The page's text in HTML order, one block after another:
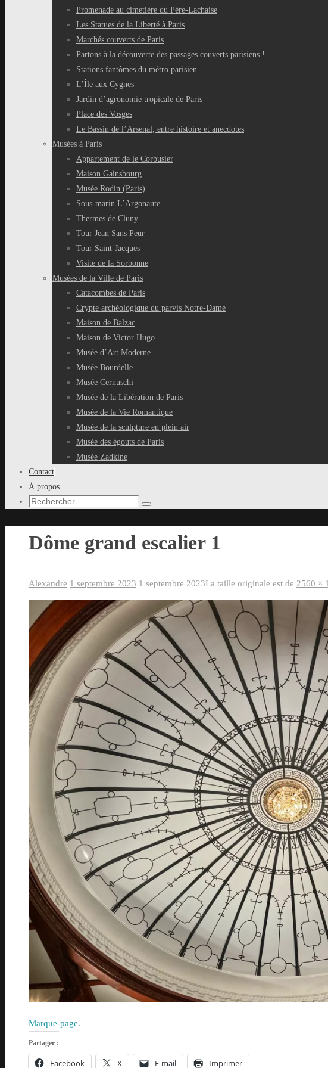
Promenade au cimetière du Père-Lachaise
Les Statues de la Liberté à Paris
Marchés couverts de Paris
Partons à la découverte des passages couverts parisiens !
Stations fantômes du métro parisien
L’Île aux Cygnes
Jardin d’agronomie tropicale de Paris
Place des Vosges
Le Bassin de l’Arsenal, entre histoire et anecdotes
Musées à Paris
Appartement de le Corbusier
Maison Gainsbourg
Musée Rodin (Paris)
Sous-marin L’Argonaute
Thermes de Cluny
Tour Jean Sans Peur
Tour Saint-Jacques
Visite de la Sorbonne
Musées de la Ville de Paris
Catacombes de Paris
Crypte archéologique du parvis Notre-Dame
Maison de Balzac
Maison de Victor Hugo
Musée d’Art Moderne
Musée Bourdelle
Musée Cernuschi
Musée de la Libération de Paris
Musée de la Vie Romantique
Musée de la sculpture en plein air
Musée des égouts de Paris
Musée Zadkine
Contact
À propos
Recherche
Rechercher
Dôme grand escalier 1
Alexandre 1 septembre 2023 1 septembre 2023La taille originale est de 2560 ×
Marque-page.
Partager :
Facebook X E-mail Imprimer